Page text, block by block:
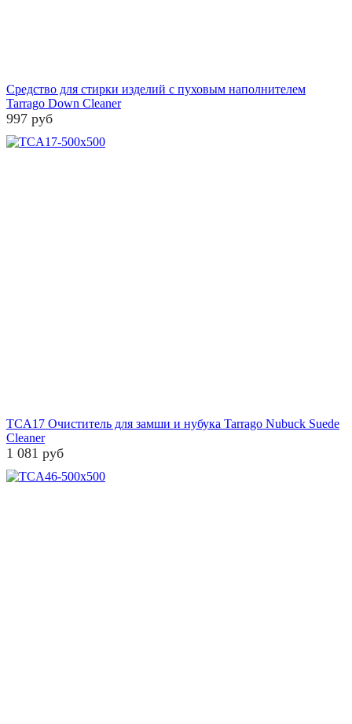
Средство для стирки изделий с пуховым наполнителем
Tarrago Down Cleaner
997 руб
TCA17 Очиститель для замши и нубука Tarrago Nubuck Suede
Cleaner
1 081 руб